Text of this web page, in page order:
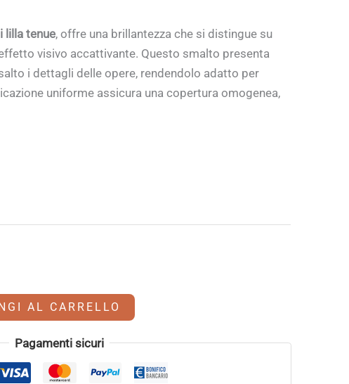
lilla tenue, offre una brillantezza che si distingue su
visivo accattivante. Questo smalto presenta
i dettagli delle opere, rendendolo adatto per
uniforme assicura una copertura omogenea,
AL CARRELLO
Pagamenti sicuri